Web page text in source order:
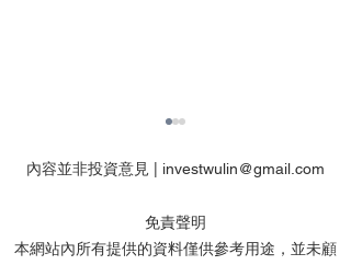
內容並非投資意見 | investwulin@gmail.com
免責聲明
本網站內所有提供的資料僅供參考用途，並未顧